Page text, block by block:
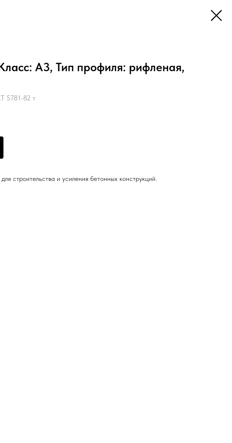
А3, Тип профиля: рифленая,
5781-82 т
строительства и усиления бетонных конструкций.